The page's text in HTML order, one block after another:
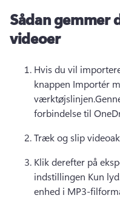
Sådan gemmer
videoer
Hvis du vil
knappen Importér
forbindelse til
Træk og slip
Klik derefter på
indstillingen Kun
enhed i MP3-